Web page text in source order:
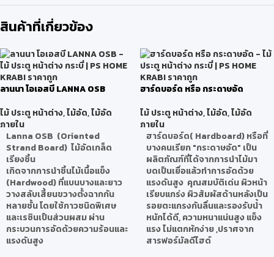
สินค้าที่เกี่ยวข้อง
ลานนา โอเอสบี LANNA OSB
ไม้ ประตู หน้าต่าง,ไม้อัด,ไม้อัด
ภายใน
Lanna OSB (Oriented
Strand Board) ไม้อัดเกล็ด
เรียงชิ้น
เกิดจากการนำชิ้นไม้เนื้อแข็ง
(Hardwood) ที่แบนบางและยาว
วางสลับเสี้ยนขวางตั้งฉากกัน
หลายชั้น โดยใช้กาวชนิดพิเศษ
และเรซินเป็นส่วนผสม ผ่าน
กระบวนการอัดด้วยความร้อนและ
แรงดันสูง
ฮาร์ดบอร์ด หรือ กระดาษอัด
ไม้ ประตู หน้าต่าง,ไม้อัด,ไม้อัด
ภายใน
ฮาร์ดบอร์ด( Hardboard)หรือที่
บางคนเรียก "กระดาษอัด" เป็น
ผลิตภัณฑ์ที่ได้จากการนำไม้มา
บดเป็นเยื่อแล้วทำการอัดด้วย
แรงดันสูง คุณสมบัติเด่น ผิวหน้า
เรียบแกร่ง ผิวสัมผัสด้านหลังเป็น
รอยตะแกรงกันลื่นและรองรับน้ำ
หนักได้ดี, ความหนาแน่นสูง แข็ง
แรง ไม่แตกหักง่าย ,ปราศจาก
สารฟอร์มัลดีไฮด์